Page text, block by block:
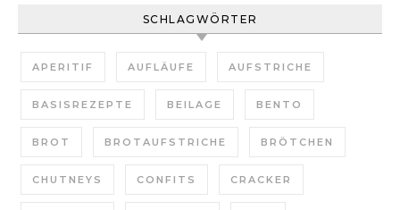
SCHLAGWÖRTER
APERITIF AUFLÄUFE AUFSTRICHE
BASISREZEPTE BEILAGE BENTO
BROT BROTAUFSTRICHE BRÖTCHEN
CHUTNEYS CONFITS CRACKER